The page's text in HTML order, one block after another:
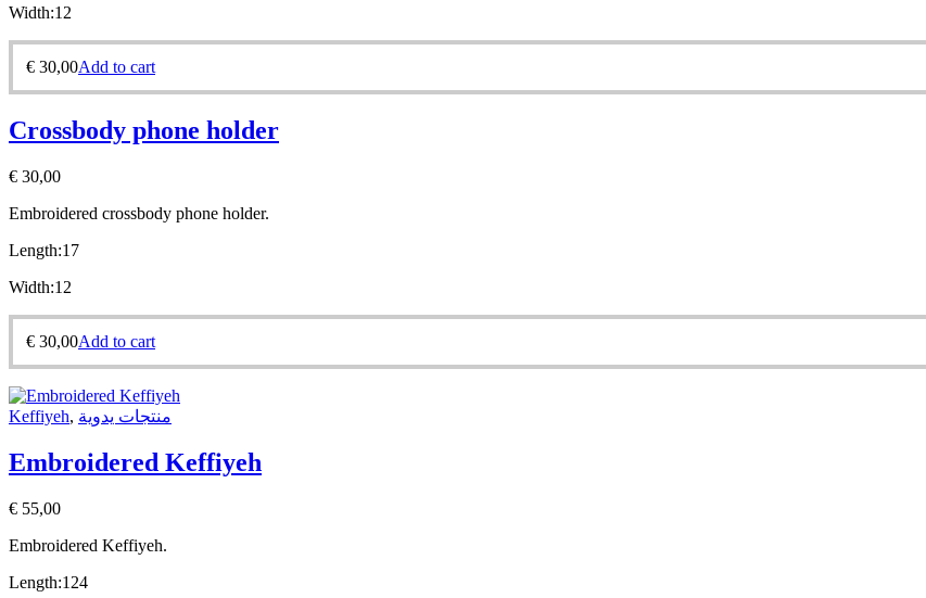
Width:12
€ 30,00Add to cart
Crossbody phone holder
€ 30,00
Embroidered crossbody phone holder.
Length:17
Width:12
€ 30,00Add to cart
Keffiyeh, منتجات يدوية
Embroidered Keffiyeh
€ 55,00
Embroidered Keffiyeh.
Length:124